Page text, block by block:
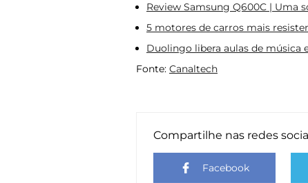
Review Samsung Q600C | Uma
5 motores de carros mais
Duolingo libera aulas de
Fonte: Canaltech
Compartilhe nas redes
Facebook